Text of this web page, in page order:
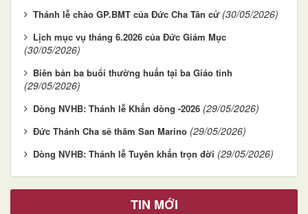
Thánh lễ chào GP.BMT của Đức Cha Tân cử (30/05/2026)
Lịch mục vụ tháng 6.2026 của Đức Giám Mục
(30/05/2026)
Biên bản ba buổi thường huấn tại ba Giáo tỉnh
(29/05/2026)
Dòng NVHB: Thánh lễ Khấn dòng -2026 (29/05/2026)
Đức Thánh Cha sẽ thăm San Marino (29/05/2026)
Dòng NVHB: Thánh lễ Tuyên khấn trọn đời (29/05/2026)
TIN MỚI